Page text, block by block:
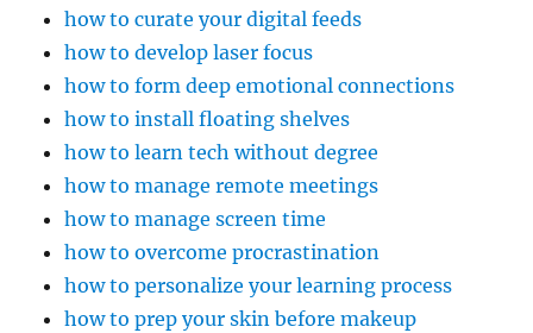
how to curate your digital feeds
how to develop laser focus
how to form deep emotional connections
how to install floating shelves
how to learn tech without degree
how to manage remote meetings
how to manage screen time
how to overcome procrastination
how to personalize your learning process
how to prep your skin before makeup